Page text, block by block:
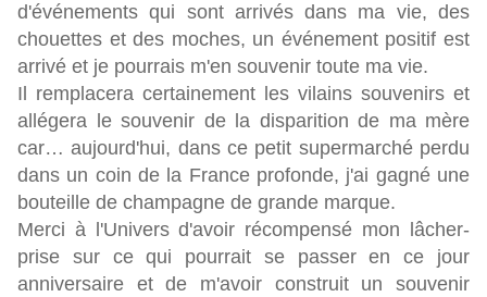
d'événements qui sont arrivés dans ma vie, des
chouettes et des moches, un événement positif est
arrivé et je pourrais m'en souvenir toute ma vie.
Il remplacera certainement les vilains souvenirs et
allégera le souvenir de la disparition de ma mère
car… aujourd'hui, dans ce petit supermarché perdu
dans un coin de la France profonde, j'ai gagné une
bouteille de champagne de grande marque.
Merci à l'Univers d'avoir récompensé mon lâcher-
prise sur ce qui pourrait se passer en ce jour
anniversaire et de m'avoir construit un souvenir